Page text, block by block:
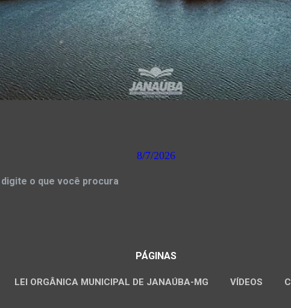
8/7/2026
digite o que você procura
PÁGINAS
LEI ORGÂNICA MUNICIPAL DE JANAÚBA-MG VÍDEOS